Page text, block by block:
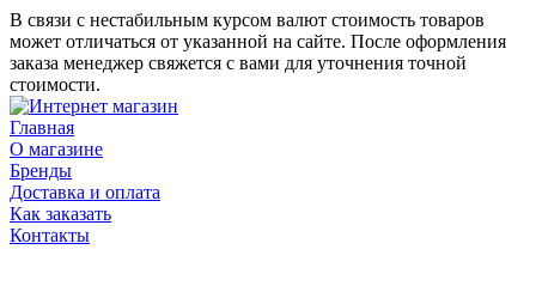
В связи с нестабильным курсом валют стоимость товаров
может отличаться от указанной на сайте. После оформления
заказа менеджер свяжется с вами для уточнения точной
стоимости.
Главная
О магазине
Бренды
Доставка и оплата
Как заказать
Контакты